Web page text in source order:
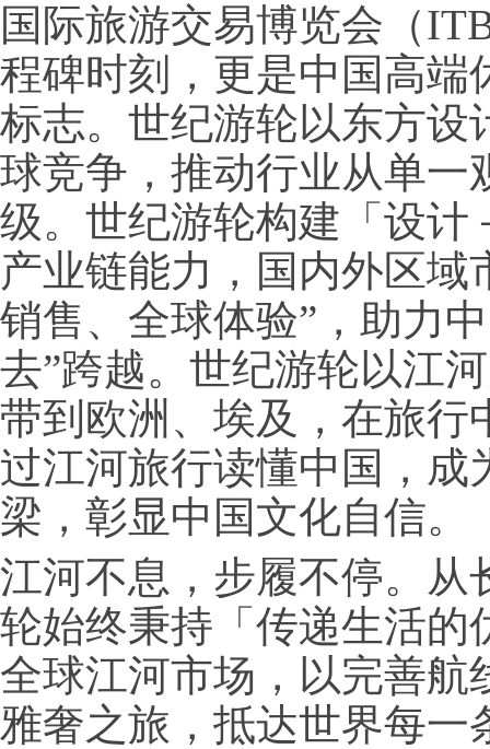
国际旅游交易博览会（
程碑时刻，更是中国高端
标志。世纪游轮以东方设
球竞争，推动行业从单一
级。世纪游轮构建「设计
产业链能力，国内外区域
销售、全球体验”，助力
去”跨越。世纪游轮以江
带到欧洲、埃及，在旅行
过江河旅行读懂中国，成
梁，彰显中国文化自信。
江河不息，步履不停。从
轮始终秉持「传递生活的
全球江河市场，以完善航
雅奢之旅，抵达世界每一